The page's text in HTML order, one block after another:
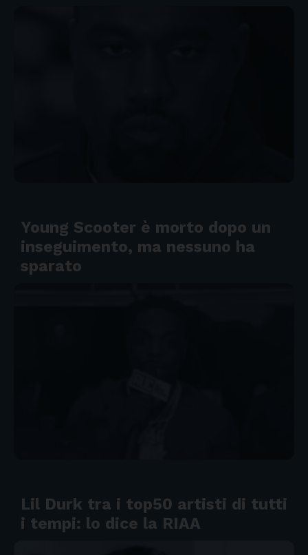
Young Scooter è morto dopo un
inseguimento, ma nessuno ha
sparato
Lil Durk tra i top50 artisti di tutti
i tempi: lo dice la RIAA